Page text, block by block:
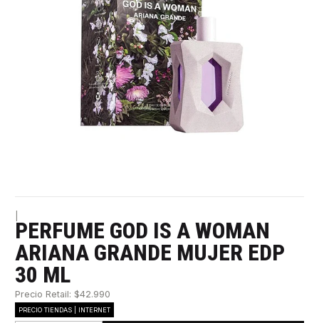
PERFUME GOD IS A WOMAN
ARIANA GRANDE MUJER EDP
30 ML
Precio Retail: $42.990
PRECIO TIENDAS | INTERNET